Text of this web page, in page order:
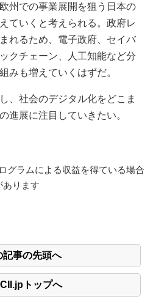
州での事業展開を狙う日本の
ていくと考えられる。政府レ
れるため、電子政府、セイバ
クチェーン、人工知能など分
みも増えていくはずだ。
、社会のデジタル化をどこま
進展に注目していきたい。
グラムによる収益を得ている場合
あります
記事の先頭へ
トップへ